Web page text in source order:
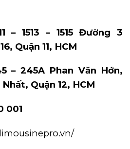
– 1513 – 1515 Đường 3
Quận 11, HCM
– 245A Phan Văn Hớn,
Quận 12, HCM
001